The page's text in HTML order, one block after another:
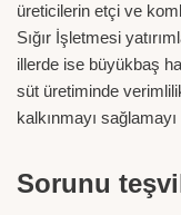
üreticilerin etçi ve
Sığır İşletmesi
illerde ise büyükbaş
süt üretiminde
kalkınmayı
Sorunu